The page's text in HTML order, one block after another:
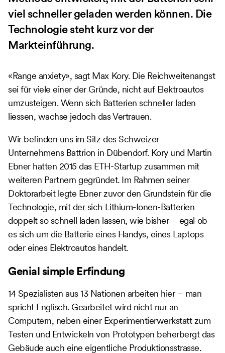
viel schneller geladen werden können. Die
Technologie steht kurz vor der
Markteinführung.
«Range anxiety», sagt Max Kory. Die Reichweitenangst
sei für viele einer der Gründe, nicht auf Elektroautos
umzusteigen. Wenn sich Batterien schneller laden
liessen, wachse jedoch das Vertrauen.
Wir befinden uns im Sitz des Schweizer
Unternehmens Battrion in Dübendorf. Kory und Martin
Ebner hatten 2015 das ETH-Startup zusammen mit
weiteren Partnern gegründet. Im Rahmen seiner
Doktorarbeit legte Ebner zuvor den Grundstein für die
Technologie, mit der sich Lithium-Ionen-Batterien
doppelt so schnell laden lassen, wie bisher – egal ob
es sich um die Batterie eines Handys, eines Laptops
oder eines Elektroautos handelt.
Genial simple Erfindung
14 Spezialisten aus 13 Nationen arbeiten hier – man
spricht Englisch. Gearbeitet wird nicht nur an
Computern, neben einer Experimentierwerkstatt zum
Testen und Entwickeln von Prototypen beherbergt das
Gebäude auch eine eigentliche Produktionsstrasse.